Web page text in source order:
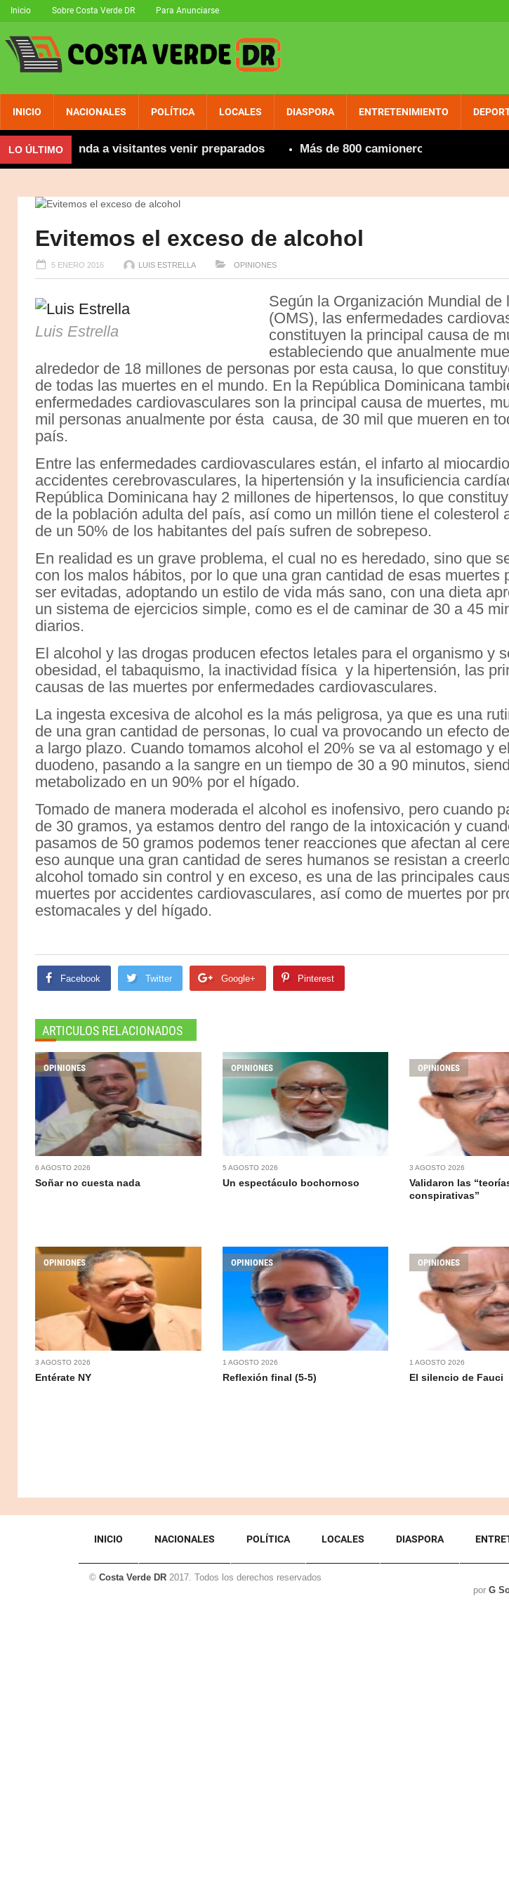
Inicio Sobre Costa Verde DR Para Anunciarse
INICIO NACIONALES POLÍTICA LOCALES DIASPORA ENTRETENIMIENTO
LO ÚLTIMO
recomienda a visitantes venir preparados Más de 800 camioneros extranjeros,
Evitemos el exceso de alcohol
5 ENERO 2016 LUIS ESTRELLA OPINIONES
Luis Estrella
Según la Organización Mundial de
(OMS), las enfermedades
constituyen la principal causa de
estableciendo que anualmente
alrededor de 18 millones de personas por esta causa, lo que
de todas las muertes en el mundo. En la República Dominicana
enfermedades cardiovasculares son la principal causa de muertes,
mil personas anualmente por ésta causa, de 30 mil que mueren en
país.
Entre las enfermedades cardiovasculares están, el infarto al
accidentes cerebrovasculares, la hipertensión y la insuficiencia
República Dominicana hay 2 millones de hipertensos, lo que
de la población adulta del país, así como un millón tiene el colesterol
de un 50% de los habitantes del país sufren de sobrepeso.
En realidad es un grave problema, el cual no es heredado, sino que
con los malos hábitos, por lo que una gran cantidad de esas muertes
ser evitadas, adoptando un estilo de vida más sano, con una dieta
un sistema de ejercicios simple, como es el de caminar de 30 a 45
diarios.
El alcohol y las drogas producen efectos letales para el organismo y
obesidad, el tabaquismo, la inactividad física y la hipertensión, las
causas de las muertes por enfermedades cardiovasculares.
La ingesta excesiva de alcohol es la más peligrosa, ya que es una
de una gran cantidad de personas, lo cual va provocando un efecto
a largo plazo. Cuando tomamos alcohol el 20% se va al estomago y
duodeno, pasando a la sangre en un tiempo de 30 a 90 minutos,
metabolizado en un 90% por el hígado.
Tomado de manera moderada el alcohol es inofensivo, pero cuando
de 30 gramos, ya estamos dentro del rango de la intoxicación y
pasamos de 50 gramos podemos tener reacciones que afectan al
eso aunque una gran cantidad de seres humanos se resistan a
alcohol tomado sin control y en exceso, es una de las principales
muertes por accidentes cardiovasculares, así como de muertes por
estomacales y del hígado.
Facebook Twitter Google+ Pinterest
ARTICULOS RELACIONADOS
OPINIONES
6 AGOSTO 2026
Soñar no cuesta nada
OPINIONES
5 AGOSTO 2026
Un espectáculo bochornoso
OPINIONES
3 AGOSTO 2026
Validaron las
conspirativas”
OPINIONES
3 AGOSTO 2026
Entérate NY
OPINIONES
1 AGOSTO 2026
Reflexión final (5-5)
OPINIONES
1 AGOSTO 2026
El silencio de Fauci
INICIO NACIONALES POLÍTICA LOCALES DIASPORA
© Costa Verde DR 2017. Todos los derechos reservados
por G